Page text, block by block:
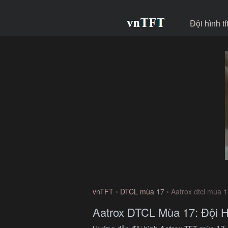
Đội hình
vnTFT › DTCL mùa 17 › Aatrox dtcl mùa
Aatrox DTCL Mùa 17: Đội